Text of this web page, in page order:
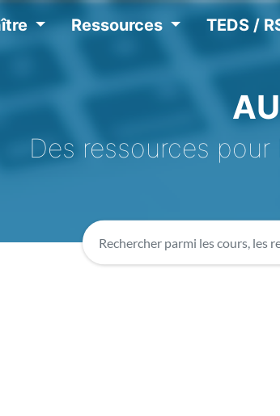
Ressources TEDS /
Des ressources